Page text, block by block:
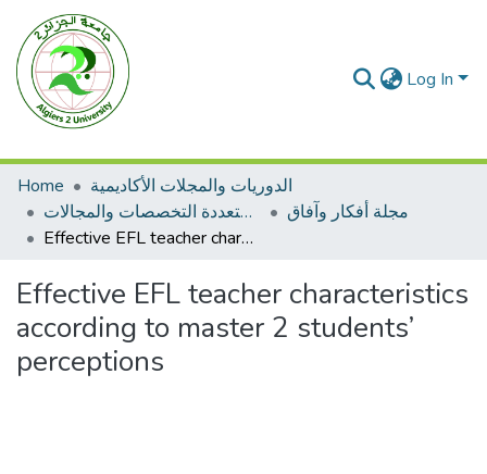
Log In
Home
الدوريات والمجلات الأكاديمية
مجلات متعددة التخصصات والمجالات
مجلة أفكار وآفاق
Effective EFL teacher characteristics according to master 2 students’ perceptions
Effective EFL teacher characteristics
according to master 2 students’
perceptions